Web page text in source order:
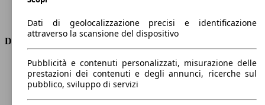
Trasmissione
Dimensioni
Lunghezza
4820 mm
Altezza
1800 mm
Larghezza
Dati di geolocalizzazione precisi e identificazione
attraverso la scansione del dispositivo
Pubblicità e contenuti personalizzati, misurazione delle
prestazioni dei contenuti e degli annunci, ricerche sul
pubblico, sviluppo di servizi